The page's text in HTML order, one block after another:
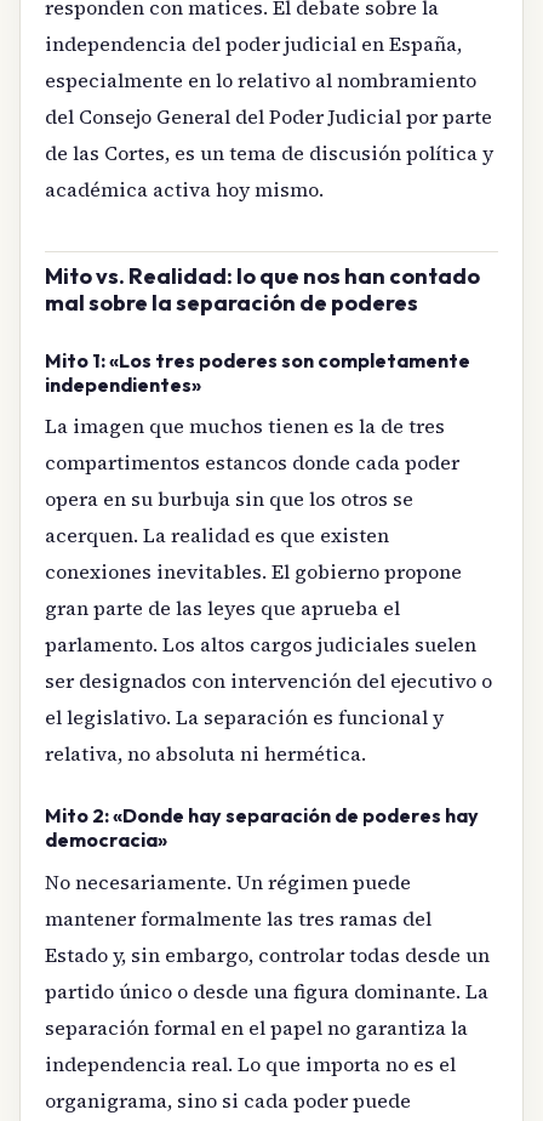
responden con matices. El debate sobre la
independencia del poder judicial en España,
especialmente en lo relativo al nombramiento
del Consejo General del Poder Judicial por parte
de las Cortes, es un tema de discusión política y
académica activa hoy mismo.
Mito vs. Realidad: lo que nos han contado
mal sobre la separación de poderes
Mito 1: «Los tres poderes son completamente
independientes»
La imagen que muchos tienen es la de tres
compartimentos estancos donde cada poder
opera en su burbuja sin que los otros se
acerquen. La realidad es que existen
conexiones inevitables. El gobierno propone
gran parte de las leyes que aprueba el
parlamento. Los altos cargos judiciales suelen
ser designados con intervención del ejecutivo o
el legislativo. La separación es funcional y
relativa, no absoluta ni hermética.
Mito 2: «Donde hay separación de poderes hay
democracia»
No necesariamente. Un régimen puede
mantener formalmente las tres ramas del
Estado y, sin embargo, controlar todas desde un
partido único o desde una figura dominante. La
separación formal en el papel no garantiza la
independencia real. Lo que importa no es el
organigrama, sino si cada poder puede